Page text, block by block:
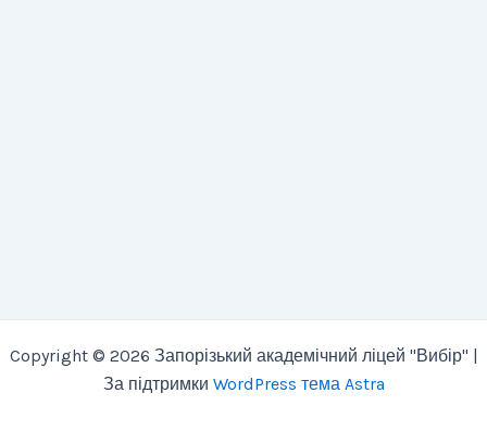
Copyright © 2026 Запорізький академічний ліцей "Вибір" |
За підтримки WordPress тема Astra